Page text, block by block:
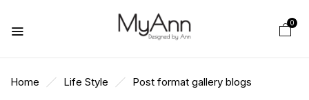
0
Home Life Style Post format gallery blogs